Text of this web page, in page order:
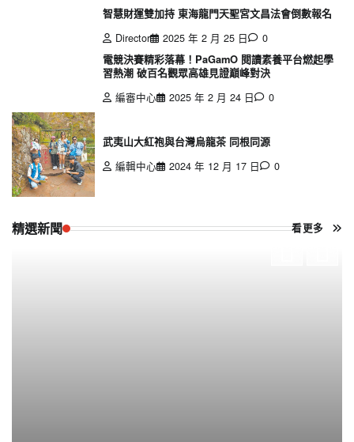
智慧財運雙加持 東海龍門天聖宮文昌法會倒數報名
Director
2025 年 2 月 25 日
0
電競決賽精彩落幕！PaGamO 閱讀素養平台燃起學
習熱潮 破百名觀眾高雄見證巔峰對決
編審中心
2025 年 2 月 24 日 0
武夷山大紅袍與台灣烏龍茶 同根同源
編輯中心
2024 年 12 月 17 日 0
精選新聞 看更多